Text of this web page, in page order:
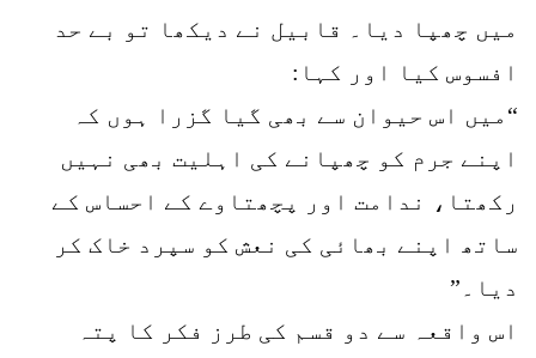
میں چھپا دیا۔ قابیل نے دیکھا تو بے حد
افسوس کیا اور کہا:
“میں اس حیوان سے بھی گیا گزرا ہوں کہ
اپنے جرم کو چھپانے کی اہلیت بھی نہیں
رکھتا، ندامت اور پچھتاوے کے احساس کے
ساتھ اپنے بھائی کی نعش کو سپرد خاک کر
دیا۔”
اس واقعہ سے دو قسم کی طرز فکر کا پتہ